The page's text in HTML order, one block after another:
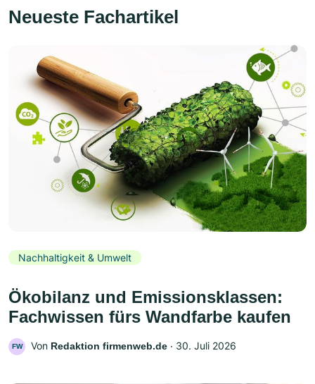
Neueste Fachartikel
Nachhaltigkeit & Umwelt
Ökobilanz und Emissionsklassen:
Fachwissen fürs Wandfarbe kaufen
FW Von Redaktion firmenweb.de ‧ 30. Juli 2026